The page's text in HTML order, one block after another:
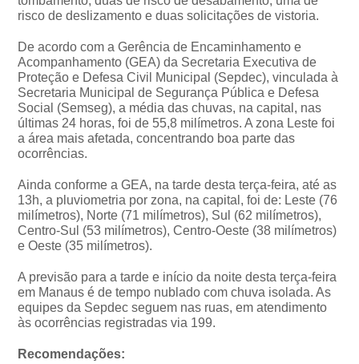
risco de deslizamento e duas solicitações de vistoria.
De acordo com a Gerência de Encaminhamento e
Acompanhamento (GEA) da Secretaria Executiva de
Proteção e Defesa Civil Municipal (Sepdec), vinculada à
Secretaria Municipal de Segurança Pública e Defesa
Social (Semseg), a média das chuvas, na capital, nas
últimas 24 horas, foi de 55,8 milímetros. A zona Leste foi
a área mais afetada, concentrando boa parte das
ocorrências.
Ainda conforme a GEA, na tarde desta terça-feira, até as
13h, a pluviometria por zona, na capital, foi de: Leste (76
milímetros), Norte (71 milímetros), Sul (62 milímetros),
Centro-Sul (53 milímetros), Centro-Oeste (38 milímetros)
e Oeste (35 milímetros).
A previsão para a tarde e início da noite desta terça-feira
em Manaus é de tempo nublado com chuva isolada. As
equipes da Sepdec seguem nas ruas, em atendimento
às ocorrências registradas via 199.
Recomendações: